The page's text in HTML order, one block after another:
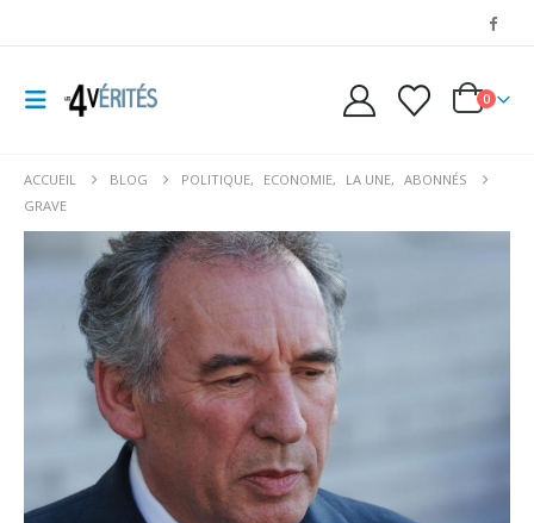
0
ACCUEIL BLOG POLITIQUE, ECONOMIE, LA UNE, ABONNÉS
GRAVE